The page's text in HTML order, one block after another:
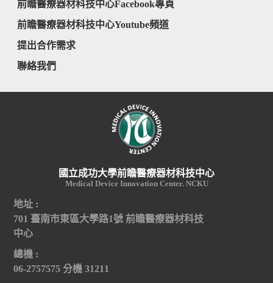
前瞻醫療器材科技中心Facebook專頁
前瞻醫療器材科技中心Youtube頻道
提出合作需求
聯絡我們
國立成功大學前瞻醫療器材科技中心
Medical Device Innovation Center. NCKU
地址 :
701 臺南市東區大學路1號 前瞻醫療器材科技
中心
總機 :
06-2757575 分機 31211